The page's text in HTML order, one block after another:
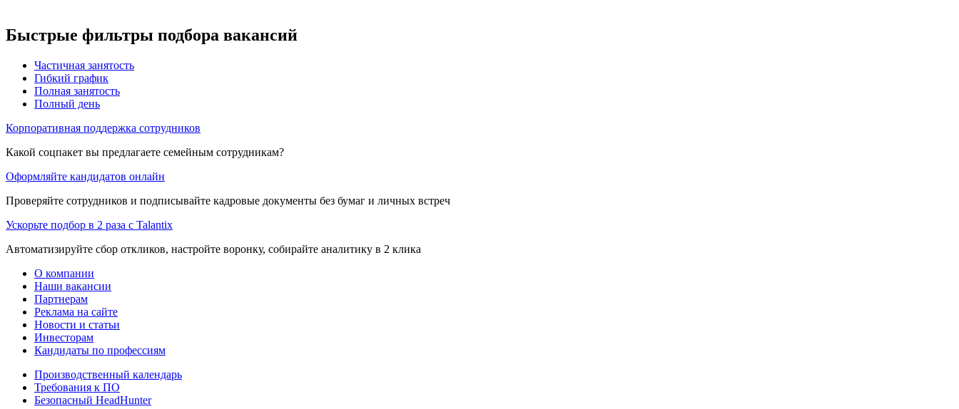
Быстрые фильтры подбора вакансий
Частичная занятость
Гибкий график
Полная занятость
Полный день
Корпоративная поддержка сотрудников
Какой соцпакет вы предлагаете семейным сотрудникам?
Оформляйте кандидатов онлайн
Проверяйте сотрудников и подписывайте кадровые документы без бумаг и личных встреч
Ускорьте подбор в 2 раза с Talantix
Автоматизируйте сбор откликов, настройте воронку, собирайте аналитику в 2 клика
О компании
Наши вакансии
Партнерам
Реклама на сайте
Новости и статьи
Инвесторам
Кандидаты по профессиям
Производственный календарь
Требования к ПО
Безопасный HeadHunter